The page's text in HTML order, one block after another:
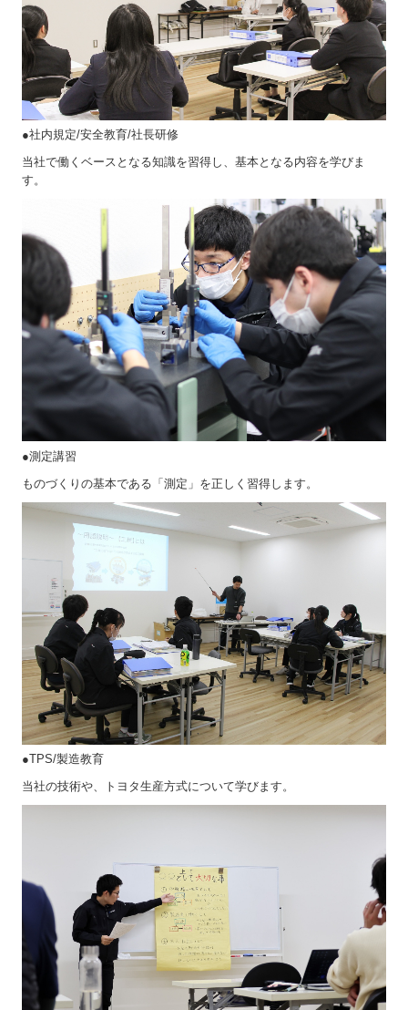
●社内規定/安全教育/社長研修
当社で働くベースとなる知識を習得し、基本となる内容を学びま
す。
●測定講習
ものづくりの基本である「測定」を正しく習得します。
●TPS/製造教育
当社の技術や、トヨタ生産方式について学びます。